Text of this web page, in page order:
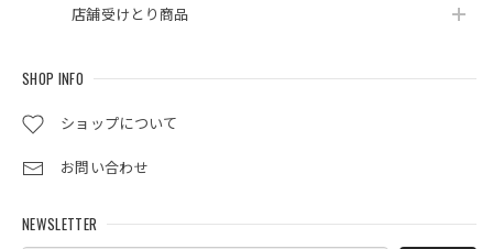
店舗受けとり商品
SHOP INFO
ショップについて
お問い合わせ
NEWSLETTER